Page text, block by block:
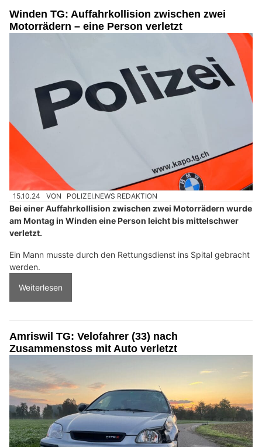
Winden TG: Auffahrkollision zwischen zwei
Motorrädern – eine Person verletzt
15.10.24 VON POLIZEI.NEWS REDAKTION
Bei einer Auffahrkollision zwischen zwei Motorrädern wurde
am Montag in Winden eine Person leicht bis mittelschwer
verletzt.
Ein Mann musste durch den Rettungsdienst ins Spital gebracht
werden.
Weiterlesen
Amriswil TG: Velofahrer (33) nach
Zusammenstoss mit Auto verletzt